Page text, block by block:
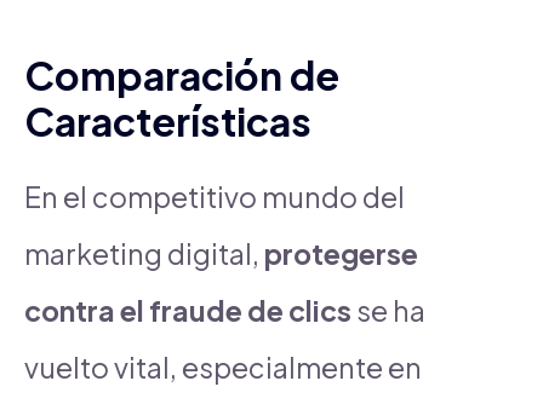
Comparación de
Características
En el competitivo mundo del
marketing digital, protegerse
contra el fraude de clics se ha
vuelto vital, especialmente en